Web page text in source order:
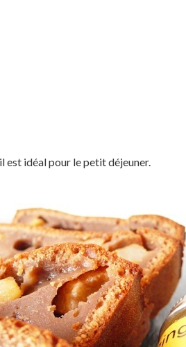
est idéal pour le petit déjeuner.